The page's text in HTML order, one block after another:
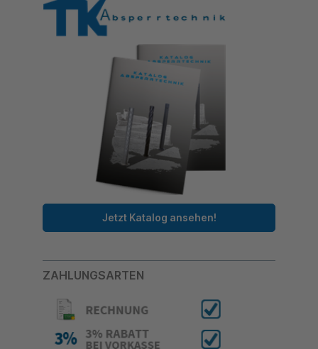
Jetzt Katalog ansehen!
ZAHLUNGSARTEN